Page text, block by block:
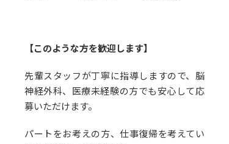
【このような方を歓迎します】
先輩スタッフが丁寧に指導しますので、脳
神経外科、医療未経験の方でも安心して応
募いただけます。
パートをお考えの方、仕事復帰を考えてい